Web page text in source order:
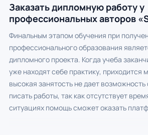
Заказать дипломную работу у
профессиональных авторов
Финальным этапом обучения при
профессионального образования
дипломного проекта. Когда учеба
уже находят себе практику, приходится
высокая занятость не дает
писать работы, так как отсутствует
ситуациях помощь сможет оказать